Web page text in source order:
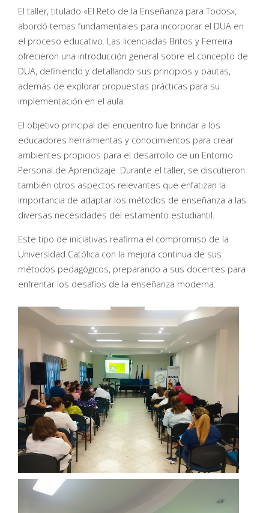
El taller, titulado «El Reto de la Enseñanza para Todos»,
abordó temas fundamentales para incorporar el DUA en
el proceso educativo. Las licenciadas Britos y Ferreira
ofrecieron una introducción general sobre el concepto de
DUA, definiendo y detallando sus principios y pautas,
además de explorar propuestas prácticas para su
implementación en el aula.
El objetivo principal del encuentro fue brindar a los
educadores herramientas y conocimientos para crear
ambientes propicios para el desarrollo de un Entorno
Personal de Aprendizaje. Durante el taller, se discutieron
también otros aspectos relevantes que enfatizan la
importancia de adaptar los métodos de enseñanza a las
diversas necesidades del estamento estudiantil.
Este tipo de iniciativas reafirma el compromiso de la
Universidad Católica con la mejora continua de sus
métodos pedagógicos, preparando a sus docentes para
enfrentar los desafíos de la enseñanza moderna.